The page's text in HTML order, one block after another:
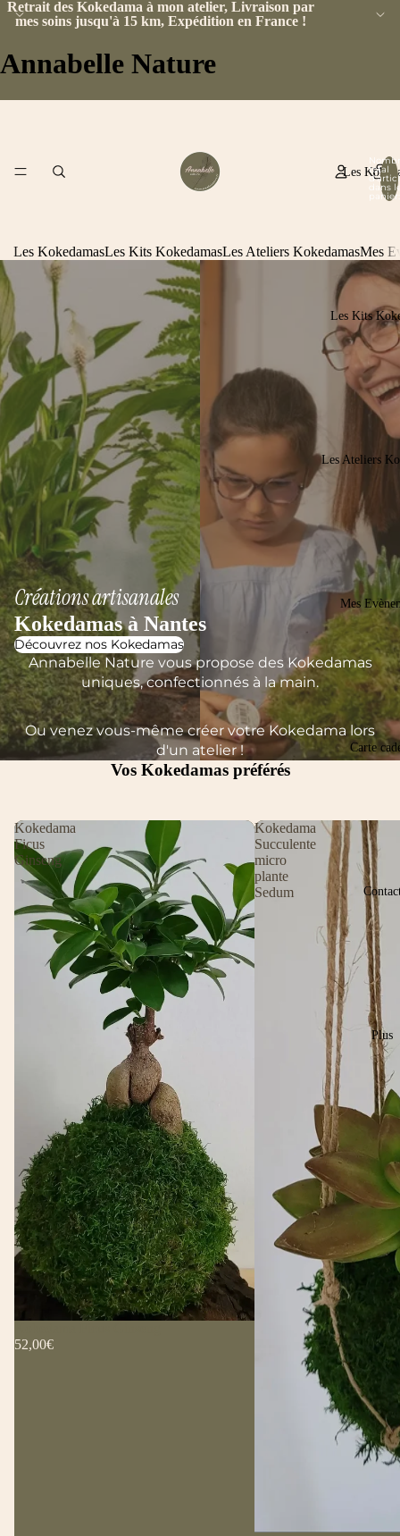
Retrait des Kokedama à mon atelier, Livraison par
mes soins jusqu'à 15 km, Expédition en France !
Annabelle Nature
Les
Les Kits
Les Ateliers
Mes
Carte
Plus
total
dans
Les KokedamasLes Kits KokedamasLes Ateliers KokedamasMes
Créations artisanales
Kokedamas à Nantes
Découvrez nos Kokedamas
Annabelle Nature vous propose des Kokedamas
uniques, confectionnés à la main.
Ou venez vous-même créer votre Kokedama lors
d'un atelier !
Vos Kokedamas préférés
Kokedama
Ficus
Ginseng
52,00€
Kokedama
Succulente
micro
plante
Sedum